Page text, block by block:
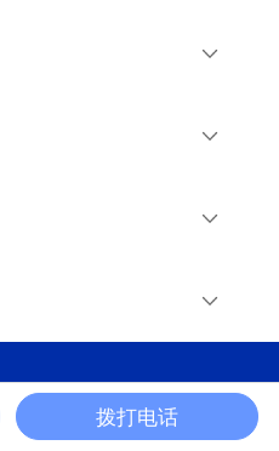
津ICP备14005157号-2
拨打电话